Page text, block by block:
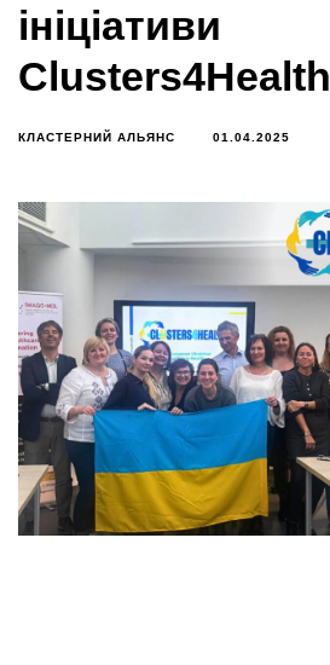
ініціативи
Clusters4Health
КЛАСТЕРНИЙ АЛЬЯНС 01.04.2025